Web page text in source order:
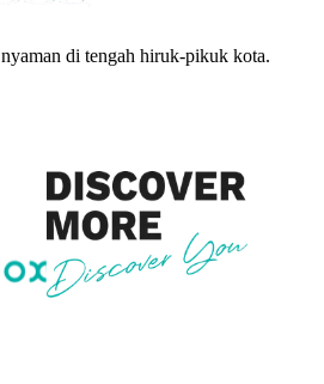
di tengah hiruk-pikuk kota.